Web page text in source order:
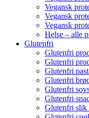
Vegansk
Vegansk
Vegansk
Helse – alle
Glutenfri
Glutenfri
Glutenfri
Glutenfri
Glutenfri
Glutenfri
Glutenfri
Glutenfri slik